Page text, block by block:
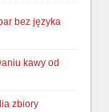
bez języka
kawy od
zbiory